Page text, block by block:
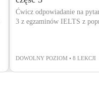
Ćwicz odpowiadanie na
3 z egzaminów IELTS z
DOWOLNY POZIOM • 8 LEKCJI